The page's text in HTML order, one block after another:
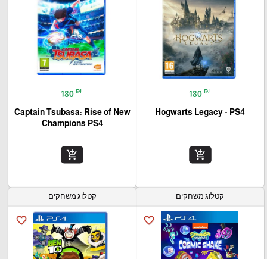
180 ₪
Hogwarts Legacy - PS4
add_shopping_cart
180 ₪
Captain Tsubasa: Rise of New
Champions PS4
add_shopping_cart
קטלוג משחקים
favorite_border
קטלוג משחקים
favorite_border